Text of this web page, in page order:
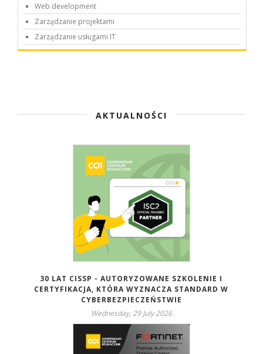
Web development
Zarządzanie projektami
Zarządzanie usługami IT
AKTUALNOŚCI
30 LAT CISSP - AUTORYZOWANE SZKOLENIE I
CERTYFIKACJA, KTÓRA WYZNACZA STANDARD W
CYBERBEZPIECZEŃSTWIE
Wednesday, 29 July 2026